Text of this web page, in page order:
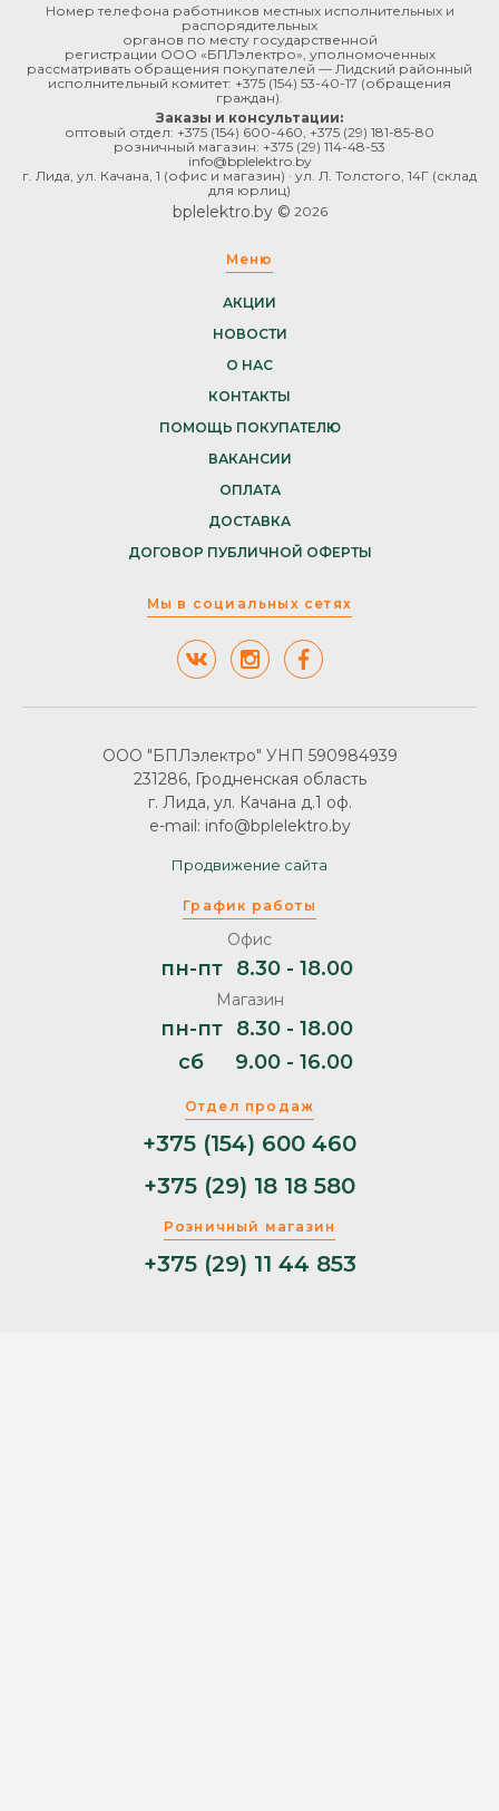
Номер телефона работников местных исполнительных и
распорядительных
органов по месту государственной
регистрации ООО «БПЛэлектро», уполномоченных
рассматривать обращения покупателей — Лидский районный
исполнительный комитет: +375 (154) 53-40-17 (обращения
граждан).
Заказы и консультации:
оптовый отдел: +375 (154) 600-460 +375 (29) 181-85-80
розничный магазин: +375 (29) 114-48-53
info@bplelektro.by
г. Лида, ул. Качана, 1 (офис и магазин) · ул. Л. Толстого, 14Г (склад
для юрлиц)
bplelektro.by © 2026
Меню
АКЦИИ
НОВОСТИ
О НАС
КОНТАКТЫ
ПОМОЩЬ ПОКУПАТЕЛЮ
ВАКАНСИИ
ОПЛАТА
ДОСТАВКА
ДОГОВОР ПУБЛИЧНОЙ ОФЕРТЫ
Мы в социальных сетях
Отдел продаж
+375 (154) 600 460
+375 (29) 18 18 580
Розничный магазин
+375 (29) 11 44 853
График работы
Офис
пн-пт 8.30 - 18.00
Магазин
пн-пт
8.30 - 18.00
сб
9.00 - 16.00
ООО "БПЛэлектро" УНП 590984939
231286, Гродненская область
г. Лида, ул. Качана д.1 оф.
e-mail: info@bplelektro.by
Продвижение сайта